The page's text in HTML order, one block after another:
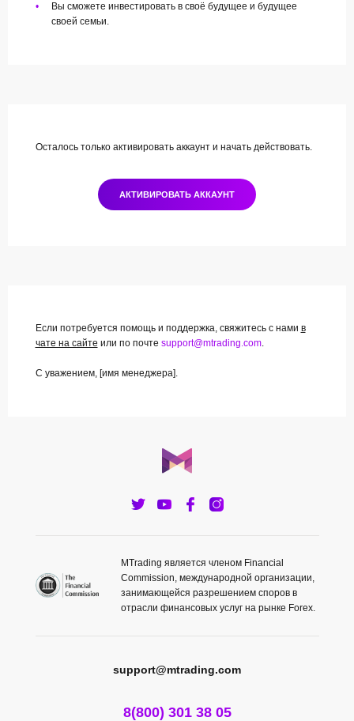
•
Вы сможете инвестировать в своё будущее и будущее
своей семьи.
Осталось только активировать аккаунт и начать действовать.
АКТИВИРОВАТЬ АККАУНТ
Если потребуется помощь и поддержка, свяжитесь с нами в
чате на сайте или по почте support@mtrading.com.
С уважением, [имя менеджера].
MTrading является членом Financial
Commission, международной организации,
занимающейся разрешением споров в
отрасли финансовых услуг на рынке Forex.
support@mtrading.com
8(800) 301 38 05